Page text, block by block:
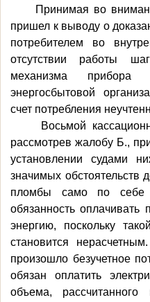
Принимая во внимание
пришел к выводу о
потребителем во
отсутствии работы
механизма
энергосбытовой
счет потребления
Восьмой
рассмотрев жалобу Б.,
установлении судами
значимых обстоятельств
пломбы само по себе
обязанность оплачивать
энергию, поскольку
становится
произошло безучетное
обязан оплатить
объема,